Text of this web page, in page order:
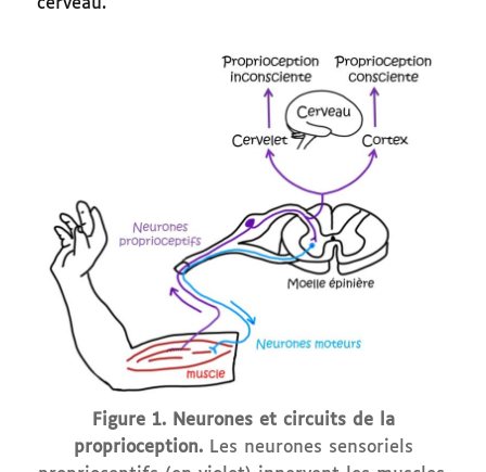
cerveau.
Figure 1. Neurones et circuits de la
proprioception. Les neurones sensoriels